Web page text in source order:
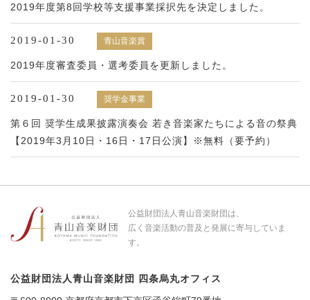
2019年度第8回学校等支援事業採択先を決定しました。
2019-01-30 青山音楽賞
2019年度審査委員・選考委員を更新しました。
2019-01-30 奨学金事業
第６回 奨学生成果披露演奏会 若き音楽家たちによる音の祭典
【2019年3月10日・16日・17日公演】※無料（要予約）
公益財団法人青山音楽財団は、
広く音楽活動の普及と発展に寄与していま
す。
公益財団法人青山音楽財団
四条烏丸オフィス